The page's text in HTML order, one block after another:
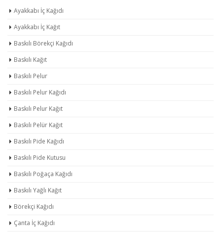
Ayakkabı İç Kağıdı
Ayakkabı İç Kağıt
Baskılı Börekçi Kağıdı
Baskılı Kağıt
Baskılı Pelur
Baskılı Pelur Kağıdı
Baskılı Pelur Kağıt
Baskılı Pelür Kağıt
Baskılı Pide Kağıdı
Baskılı Pide Kutusu
Baskılı Poğaça Kağıdı
Baskılı Yağlı Kağıt
Börekçi Kağıdı
Çanta İç Kağıdı